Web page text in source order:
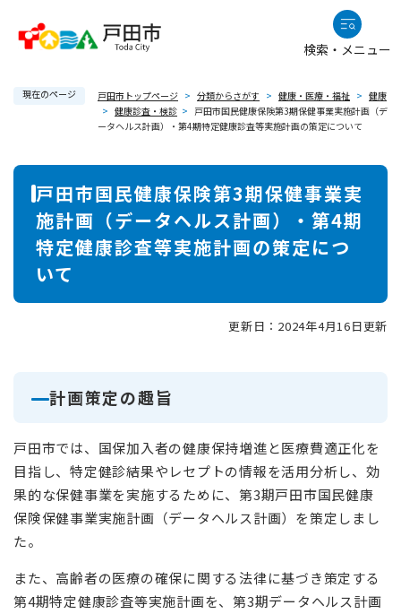
検索・メニュー
現在のページ 戸田市トップページ > 分類からさがす > 健康・医療・福祉 > 健康
> 健康診査・検診 > 戸田市国民健康保険第3期保健事業実施計画（デ
ータヘルス計画）・第4期特定健康診査等実施計画の策定について
本
戸田市国民健康保険第3期保健事業実
施計画（データヘルス計画）・第4期
特定健康診査等実施計画の策定につ
いて
更新日：2024年4月16日更新
計画策定の趣旨
戸田市では、国保加入者の健康保持増進と医療費適正化を
目指し、特定健診結果やレセプトの情報を活用分析し、効
果的な保健事業を実施するために、第3期戸田市国民健康
保険保健事業実施計画（データヘルス計画）を策定しまし
た。
また、高齢者の医療の確保に関する法律に基づき策定する
第4期特定健康診査等実施計画を、第3期データヘルス計画